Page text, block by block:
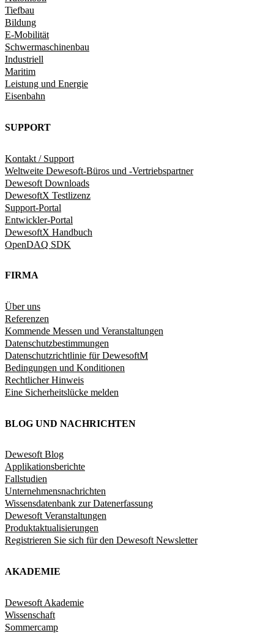
Tiefbau
Bildung
E-Mobilität
Schwermaschinenbau
Industriell
Maritim
Leistung und Energie
Eisenbahn
SUPPORT
Kontakt / Support
Weltweite Dewesoft-Büros und -Vertriebspartner
Dewesoft Downloads
DewesoftX Testlizenz
Support-Portal
Entwickler-Portal
DewesoftX Handbuch
OpenDAQ SDK
FIRMA
Über uns
Referenzen
Kommende Messen und Veranstaltungen
Datenschutzbestimmungen
Datenschutzrichtlinie für DewesoftM
Bedingungen und Konditionen
Rechtlicher Hinweis
Eine Sicherheitslücke melden
BLOG UND NACHRICHTEN
Dewesoft Blog
Applikationsberichte
Fallstudien
Unternehmensnachrichten
Wissensdatenbank zur Datenerfassung
Dewesoft Veranstaltungen
Produktaktualisierungen
Registrieren Sie sich für den Dewesoft Newsletter
AKADEMIE
Dewesoft Akademie
Wissenschaft
Sommercamp